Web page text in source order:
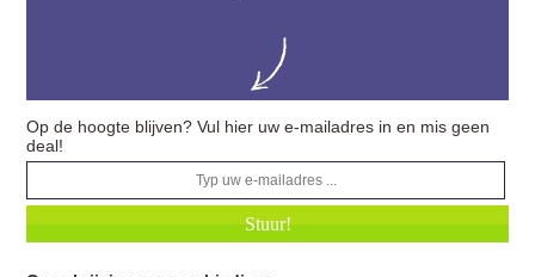
Op de hoogte blijven? Vul hier uw e-mailadres in en mis geen
deal!